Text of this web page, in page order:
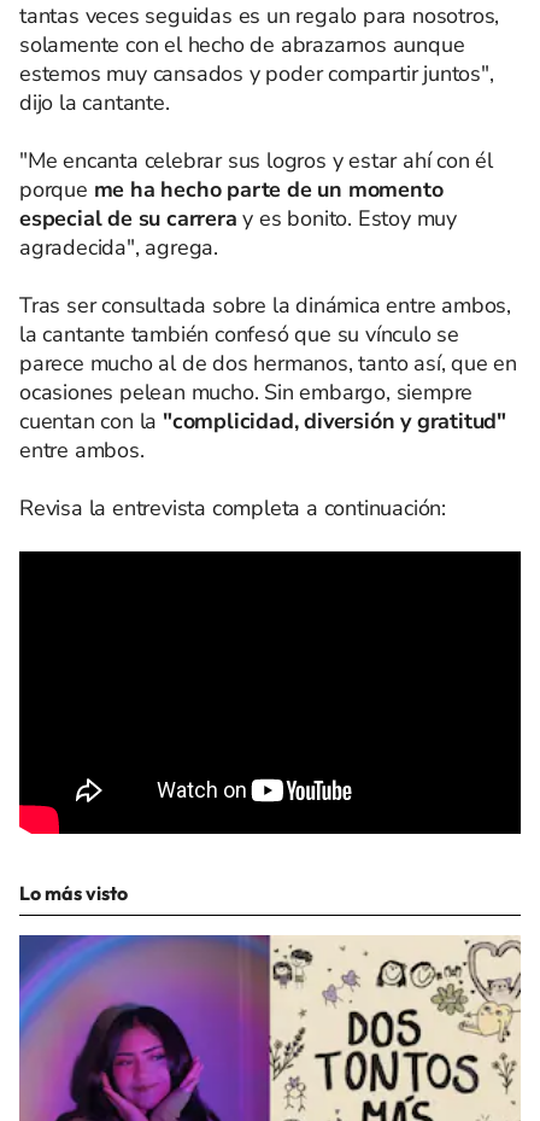
tantas veces seguidas es un regalo para nosotros,
solamente con el hecho de abrazarnos aunque
estemos muy cansados y poder compartir juntos",
dijo la cantante.
"Me encanta celebrar sus logros y estar ahí con él
porque me ha hecho parte de un momento
especial de su carrera y es bonito. Estoy muy
agradecida", agrega.
Tras ser consultada sobre la dinámica entre ambos,
la cantante también confesó que su vínculo se
parece mucho al de dos hermanos, tanto así, que en
ocasiones pelean mucho. Sin embargo, siempre
cuentan con la "complicidad, diversión y gratitud"
entre ambos.
Revisa la entrevista completa a continuación:
Lo más visto